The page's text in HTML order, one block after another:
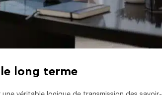
long terme